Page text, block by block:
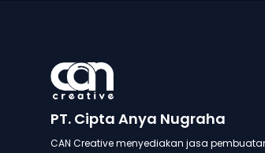
PT. Cipta Anya Nugraha
CAN Creative menyediakan jasa